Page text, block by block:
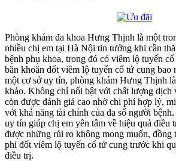
Phòng khám đa khoa Hưng Thịnh là một
nhiều chị em tại Hà Nội tin tưởng khi cần
bệnh phụ khoa, trong đó có viêm lộ tuyến
băn khoăn đốt viêm lộ tuyến cổ tử cung bao
một cơ sở uy tín, phòng khám Hưng Thịnh
khảo. Không chỉ nổi bật với chất lượng dịch
còn được đánh giá cao nhờ chi phí hợp lý,
với khả năng tài chính của đa số người
uy tín giúp chị em yên tâm về hiệu quả điều
được những rủi ro không mong muốn, đồng
phí đốt viêm lộ tuyến cổ tử cung trước khi
điều trị.